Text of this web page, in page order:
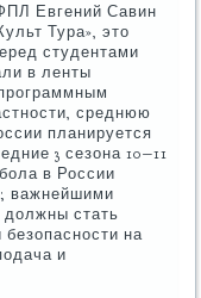
Евгений Савин
Тура», это
студентами
в ленты
среднюю
планируется
3 сезона 10−11
в России
важнейшими
должны стать
на
и